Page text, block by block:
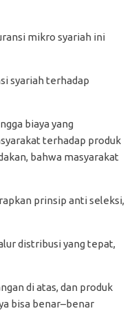
mikro syariah ini
syariah terhadap
biaya yang
terhadap produk
bahwa masyarakat
prinsip anti seleksi,
distribusi yang tepat,
di atas, dan produk
bisa benar–benar